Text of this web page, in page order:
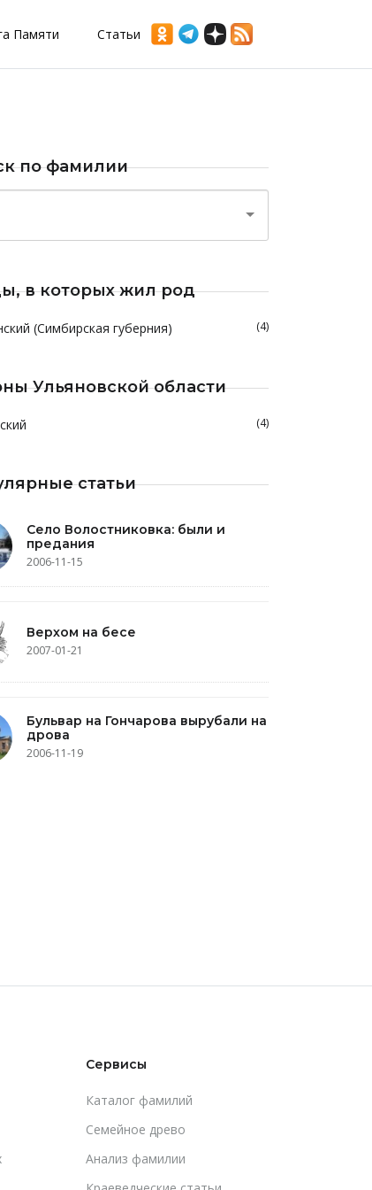
Памяти Статьи
по фамилии
в которых жил род
(Симбирская губерния) (4)
Ульяновской области
(4)
статьи
Село Волостниковка: были и
предания
2006-11-15
Верхом на бесе
2007-01-21
Бульвар на Гончарова вырубали на
дрова
2006-11-19
Сервисы
Каталог фамилий
Cемейное древо
Анализ фамилии